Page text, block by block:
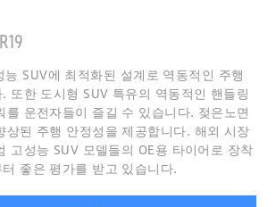
SUV에 최적화된 설계로 역동적인 주행
또한 도시형 SUV 특유의 역동적인 핸들링
를 운전자들이 즐길 수 있습니다. 젖은노면
상된 주행 안정성을 제공합니다. 해외 시장
고성능 SUV 모델들의 OE용 타이어로 장착
좋은 평가를 받고 있습니다.